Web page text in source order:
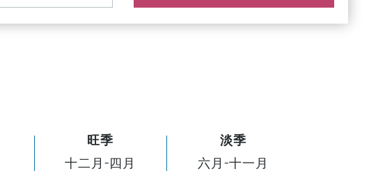
旺季
十二月-四月
淡季
六月-十一月